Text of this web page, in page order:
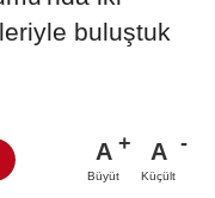
buluştuk
A
Büyüt
A
Küçült